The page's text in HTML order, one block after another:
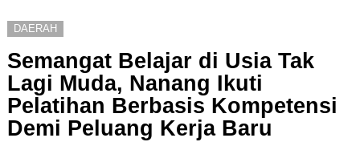
DAERAH
Semangat Belajar di Usia Tak
Lagi Muda, Nanang Ikuti
Pelatihan Berbasis Kompetensi
Demi Peluang Kerja Baru